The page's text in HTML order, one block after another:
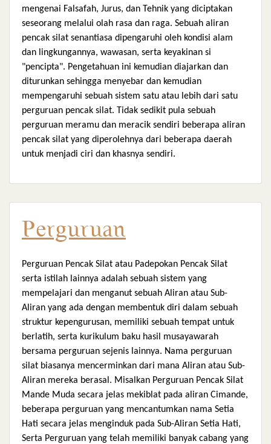
mengenai Falsafah, Jurus, dan Tehnik yang diciptakan
seseorang melalui olah rasa dan raga. Sebuah aliran
pencak silat senantiasa dipengaruhi oleh kondisi alam
dan lingkungannya, wawasan, serta keyakinan si
"pencipta". Pengetahuan ini kemudian diajarkan dan
diturunkan sehingga menyebar dan kemudian
mempengaruhi sebuah sistem satu atau lebih dari satu
perguruan pencak silat. Tidak sedikit pula sebuah
perguruan meramu dan meracik sendiri beberapa aliran
pencak silat yang diperolehnya dari beberapa daerah
untuk menjadi ciri dan khasnya sendiri.
Perguruan
Perguruan Pencak Silat atau Padepokan Pencak Silat
serta istilah lainnya adalah sebuah sistem yang
mempelajari dan menganut sebuah Aliran atau Sub-
Aliran yang ada dengan membentuk diri dalam sebuah
struktur kepengurusan, memiliki sebuah tempat untuk
berlatih, serta kurikulum baku hasil musayawarah
bersama perguruan sejenis lainnya. Nama perguruan
silat biasanya mencerminkan dari mana Aliran atau Sub-
Aliran mereka berasal. Misalkan Perguruan Pencak Silat
Mande Muda secara jelas mekiblat pada aliran Cimande,
beberapa perguruan yang mencantumkan nama Setia
Hati secara jelas menginduk pada Sub-Aliran Setia Hati,
Serta Perguruan yang telah memiliki banyak cabang yang